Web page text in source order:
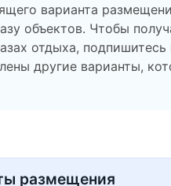
варианта
объектов. Чтобы
отдыха,
другие варианты,
размещения